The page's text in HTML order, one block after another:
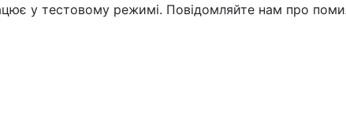
у тестовому режимі. Повідомляйте нам про